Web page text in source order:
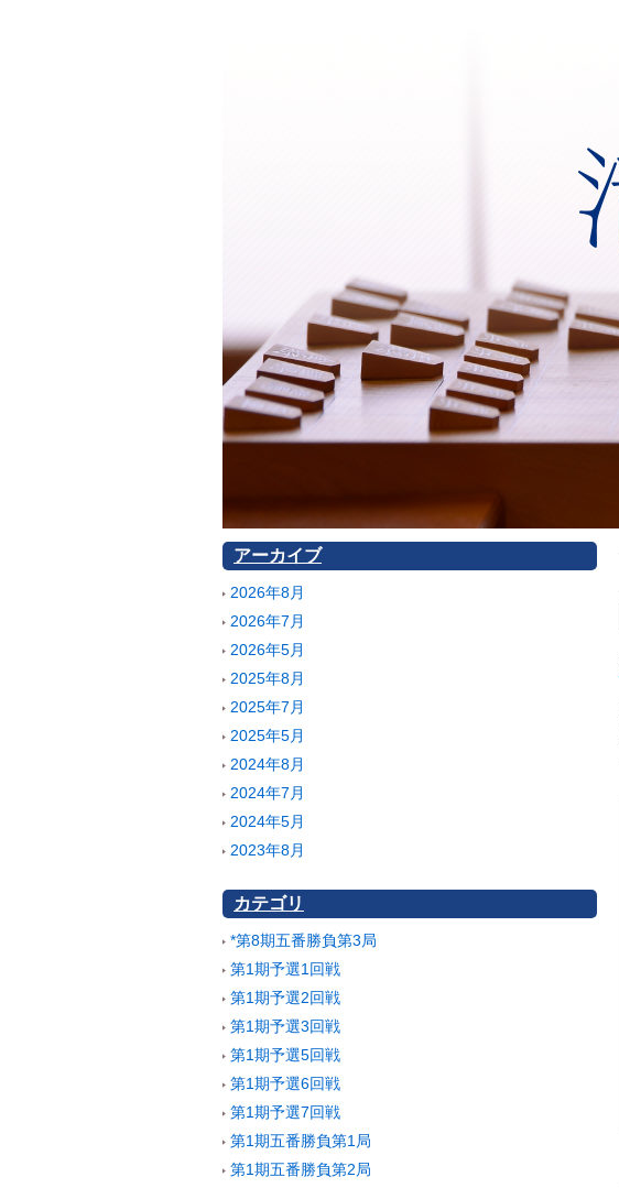
アーカイブ
2026年8月
2026年7月
2026年5月
2025年8月
2025年7月
2025年5月
2024年8月
2024年7月
2024年5月
2023年8月
カテゴリ
*第8期五番勝負第3局
第1期予選1回戦
第1期予選2回戦
第1期予選3回戦
第1期予選5回戦
第1期予選6回戦
第1期予選7回戦
第1期五番勝負第1局
第1期五番勝負第2局